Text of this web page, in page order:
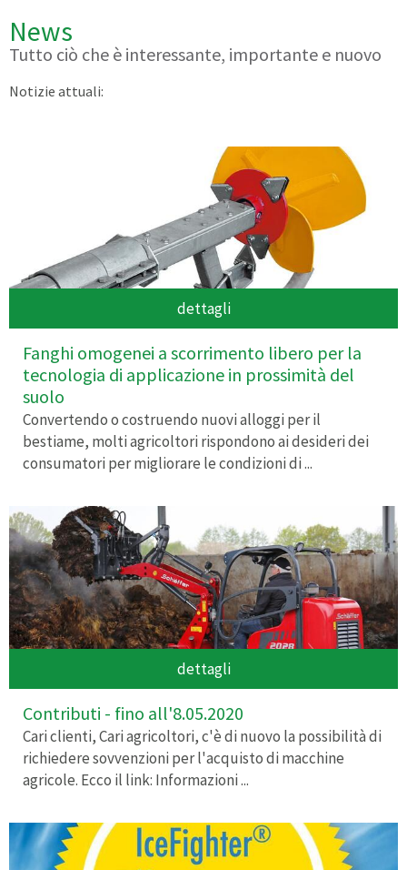
News
Tutto ciò che è interessante, importante e nuovo
Notizie attuali:
dettagli
Fanghi omogenei a scorrimento libero per la
tecnologia di applicazione in prossimità del
suolo
Convertendo o costruendo nuovi alloggi per il
bestiame, molti agricoltori rispondono ai desideri dei
consumatori per migliorare le condizioni di ...
dettagli
Contributi - fino all'8.05.2020
Cari clienti, Cari agricoltori, c'è di nuovo la possibilità di
richiedere sovvenzioni per l'acquisto di macchine
agricole. Ecco il link: Informazioni ...